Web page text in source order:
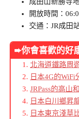
成田山新勝寺
開放時間：
交通：JR成田
➨你會喜歡的好
北海道鐵路周
日本4G的WiFi
JRPass的高山
日本白川鄉昇
日本東京淺草